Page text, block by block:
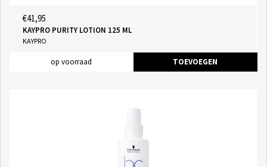
€41,95
KAYPRO PURITY LOTION 125 ML
KAYPRO
op voorraad TOEVOEGEN